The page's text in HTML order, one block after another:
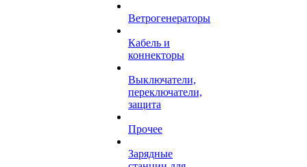
Ветрогенераторы
Кабель и
коннекторы
Выключатели,
переключатели,
защита
Прочее
Зарядные